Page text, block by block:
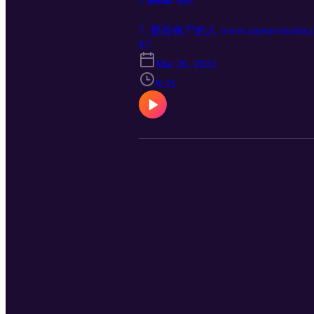
7. 那些食尸的人 www.xuemo-
E7
Mar 26, 2024
8:33